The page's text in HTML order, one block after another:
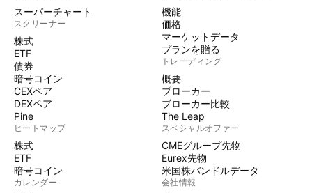
スーパーチャート
スクリーナー
株式
ETF
債券
暗号コイン
CEXペア
DEXペア
Pine
ヒートマップ
株式
ETF
暗号コイン
カレンダー
機能
価格
マーケットデータ
プランを贈る
トレーディング
概要
ブローカー
ブローカー比較
The Leap
スペシャルオファー
CMEグループ先物
Eurex先物
米国株バンドルデータ
会社情報